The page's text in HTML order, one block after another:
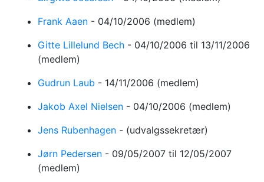
Frank Aaen - 04/10/2006 (medlem)
Gitte Lillelund Bech - 04/10/2006 til 13/11/2006
(medlem)
Gudrun Laub - 14/11/2006 (medlem)
Jakob Axel Nielsen - 04/10/2006 (medlem)
Jens Rubenhagen - (udvalgssekretær)
Jørn Pedersen - 09/05/2007 til 12/05/2007
(medlem)